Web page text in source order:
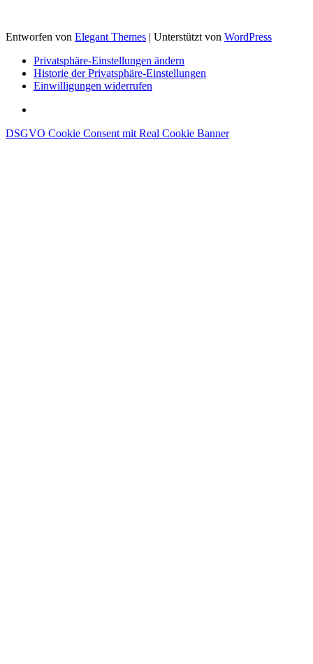
Entworfen von Elegant Themes | Unterstützt von WordPress
Privatsphäre-Einstellungen ändern
Historie der Privatsphäre-Einstellungen
Einwilligungen widerrufen
DSGVO Cookie Consent mit Real Cookie Banner